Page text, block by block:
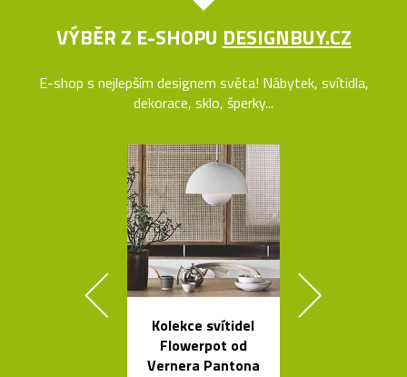
VÝBĚR Z E-SHOPU DESIGNBUY.CZ
E-shop s nejlepším designem světa! Nábytek, svítidla,
dekorace, sklo, šperky...
Kolekce svítidel
Flowerpot od
Vernera Pantona